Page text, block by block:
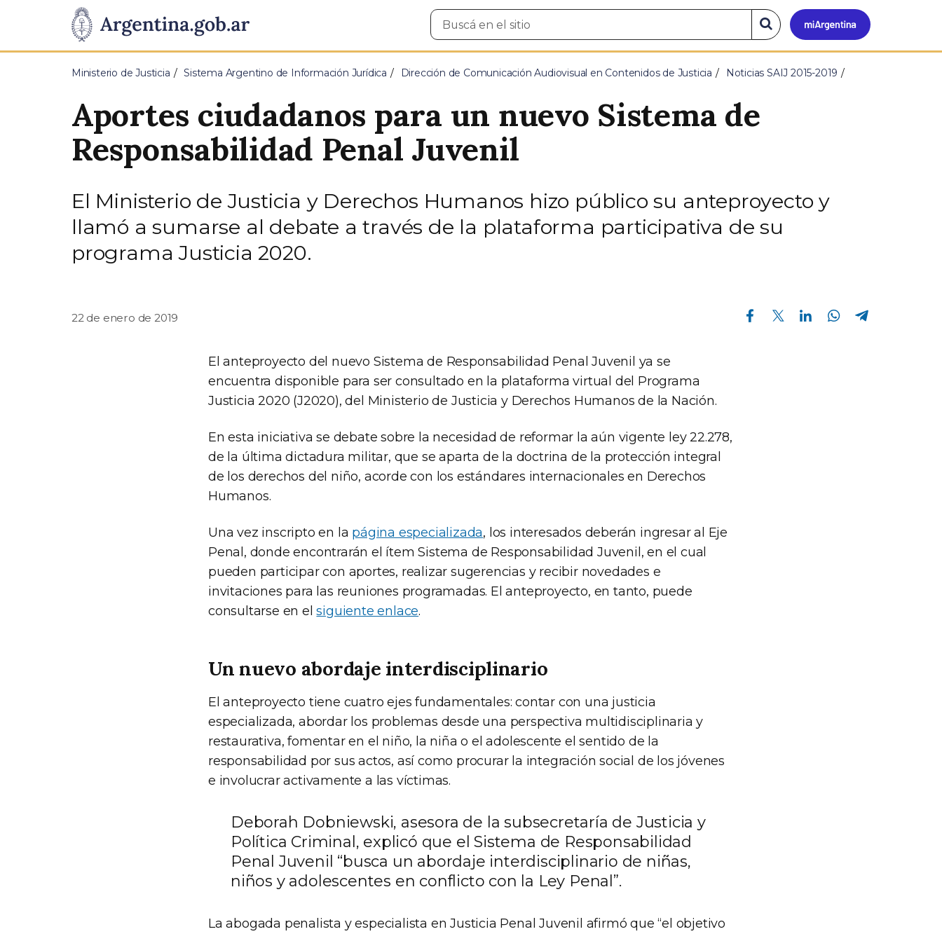
Presidencia
de
Pasar al contenido principal
Mi
Buscar
en
Buscar
en
el
sitio
Ministerio de Justicia Sistema Argentino de Información Jurídica Dirección de Comunicación Audiovisual en Contenidos de Justicia Noticias SAIJ 2015-2019
Aportes ciudadanos para un nuevo Sistema de
Responsabilidad Penal Juvenil
El Ministerio de Justicia y Derechos Humanos hizo público su anteproyecto y
llamó a sumarse al debate a través de la plataforma participativa de su
programa Justicia 2020.
22 de enero de 2019
Compartir en Facebook Compartir en Twitter Compartir en Linkedin Compartir en Whatsapp
El anteproyecto del nuevo Sistema de Responsabilidad Penal Juvenil ya se
encuentra disponible para ser consultado en la plataforma virtual del Programa
Justicia 2020 (J2020), del Ministerio de Justicia y Derechos Humanos de la Nación.
En esta iniciativa se debate sobre la necesidad de reformar la aún vigente ley 22.278,
de la última dictadura militar, que se aparta de la doctrina de la protección integral
de los derechos del niño, acorde con los estándares internacionales en Derechos
Humanos.
Una vez inscripto en la página especializada, los interesados deberán ingresar al Eje
Penal, donde encontrarán el ítem Sistema de Responsabilidad Juvenil, en el cual
pueden participar con aportes, realizar sugerencias y recibir novedades e
invitaciones para las reuniones programadas. El anteproyecto, en tanto, puede
consultarse en elsiguiente enlace.
Un nuevo abordaje interdisciplinario
El anteproyecto tiene cuatro ejes fundamentales: contar con una justicia
especializada, abordar los problemas desde una perspectiva multidisciplinaria y
restaurativa, fomentar en el niño, la niña o el adolescente el sentido de la
responsabilidad por sus actos, así como procurar la integración social de los jóvenes
e involucrar activamente a las víctimas.
Deborah Dobniewski, asesora de la subsecretaría de Justicia y
Política Criminal, explicó que el Sistema de Responsabilidad
Penal Juvenil “busca un abordaje interdisciplinario de niñas,
niños y adolescentes en conflicto con la Ley Penal”.
La abogada penalista y especialista en Justicia Penal Juvenil afirmó que “el objetivo